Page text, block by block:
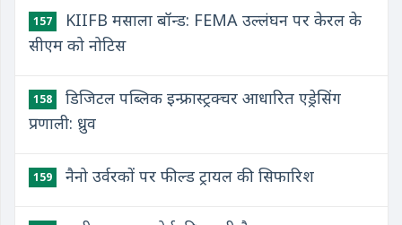
157
KIIFB मसाला बॉन्ड: FEMA उल्लंघन पर केरल के
सीएम को नोटिस
158
डिजिटल पब्लिक इन्फ्रास्ट्रक्चर आधारित एड्रेसिंग
प्रणाली: ध्रुव
159 नैनो उर्वरकों पर फील्ड ट्रायल की सिफारिश